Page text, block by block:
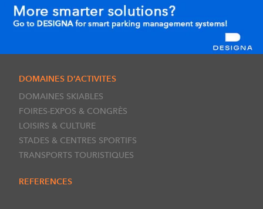
DOMAINES D’ACTIVITES
DOMAINES SKIABLES
FOIRES-EXPOS & CONGRÈS
LOISIRS & CULTURE
STADES & CENTRES SPORTIFS
TRANSPORTS TOURISTIQUES
REFERENCES